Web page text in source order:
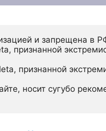
и запрещена в
признанной
признанной
носит сугубо